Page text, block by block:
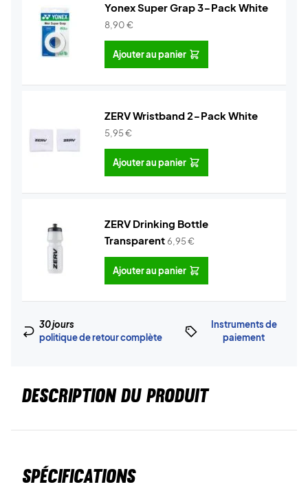
Yonex Super Grap 3-Pack White
8,90€
Ajouter au panier
ZERV Wristband 2-Pack White
5,95€
Ajouter au panier
ZERV Drinking Bottle
Transparent6,95€
Ajouter au panier
30 jours
politique de retour complète
Instruments de
paiement
DESCRIPTION DU PRODUIT
Spécifications